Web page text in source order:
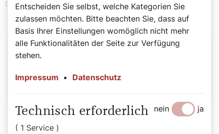
Glaubens in Not sind?
Autor:
Entscheiden Sie selbst, welche Kategorien Sie
zulassen möchten. Bitte beachten Sie, dass auf
Basis Ihrer Einstellungen womöglich nicht mehr
alle Funktionalitäten der Seite zur Verfügung
stehen.
Impressum • Datenschutz
Technisch erforderlich
( 1 Service )
nein ja